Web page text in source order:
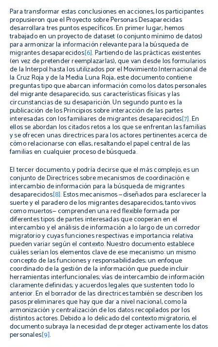
Para transformar estas conclusiones en acciones, los participantes
propusieron que el Proyecto sobre Personas Desaparecidas
desarrollara tres puntos específicos. En primer lugar, hemos
trabajado en un proyecto dedataset(o conjunto mínimo de datos)
para armonizar la información relevante para la búsqueda de
migrantes desaparecidos[6]. Partiendo de las prácticas existentes
(en vez de pretender reemplazarlas), que van desde los formularios
de la Interpol hasta los utilizados por el Movimiento Internacional de
la Cruz Roja y de la Media Luna Roja, este documento contiene
preguntas tipo que abarcan información como los datos personales
del migrante desaparecido, sus características físicas y las
circunstancias de su desaparición. Un segundo punto es la
publicación de losPrincipios sobre interacción de las partes
interesadas con los familiares de migrantes desaparecidos[7].En
ellos se abordan los citados retos a los que se enfrentan las familias
y se ofrecen unas directrices para los actores pertinentes acerca de
cómo relacionarse con ellas, resaltando el papel central de las
familias en cualquier proceso de búsqueda.
El tercer documento, y podría decirse que el más complejo, es un
conjunto deDirectrices sobre mecanismos de coordinación e
intercambio de información para la búsqueda de migrantes
desaparecidos[8].Estos mecanismos —diseñados para esclarecer la
suerte y el paradero de los migrantes desaparecidos, tanto vivos
como muertos— comprenden una red flexible formada por
diferentes tipos de partes interesadas que cooperan en el
intercambio y el análisis de información a lo largo de un corredor
migratorio y cuyas funciones respectivas e importancia relativa
pueden variar según el contexto. Nuestro documento establece
cuáles serían los elementos clave de ese mecanismo: un mismo
concepto de las funciones y responsabilidades; un enfoque
coordinado de la gestión de la información que puede incluir
herramientas interfuncionales; vías de intercambio de información
claramente definidas; y acuerdos legales que sustenten todo lo
anterior. En el borrador de las directrices también se describen los
pasos preliminares que hay que dar a nivel nacional, como la
armonización y centralización de los datos recopilados por los
distintos actores. Debido a lo delicado del contexto migratorio, el
documento subraya la necesidad de proteger activamente los datos
personales[9].